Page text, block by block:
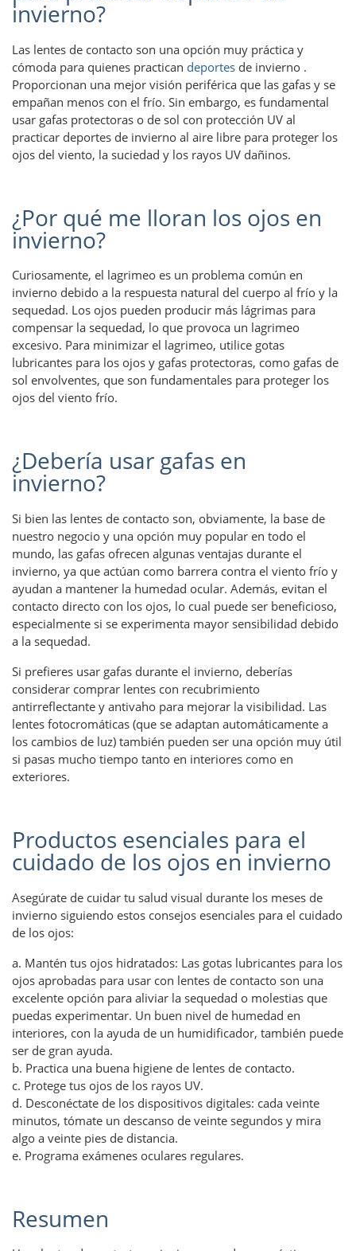
invierno?
Las lentes de contacto son una opción muy práctica y
cómoda para quienes practican deportes de invierno .
Proporcionan una mejor visión periférica que las gafas y se
empañan menos con el frío. Sin embargo, es fundamental
usar gafas protectoras o de sol con protección UV al
practicar deportes de invierno al aire libre para proteger los
ojos del viento, la suciedad y los rayos UV dañinos.
¿Por qué me lloran los ojos en
invierno?
Curiosamente, el lagrimeo es un problema común en
invierno debido a la respuesta natural del cuerpo al frío y la
sequedad. Los ojos pueden producir más lágrimas para
compensar la sequedad, lo que provoca un lagrimeo
excesivo. Para minimizar el lagrimeo, utilice gotas
lubricantes para los ojos y gafas protectoras, como gafas de
sol envolventes, que son fundamentales para proteger los
ojos del viento frío.
¿Debería usar gafas en
invierno?
Si bien las lentes de contacto son, obviamente, la base de
nuestro negocio y una opción muy popular en todo el
mundo, las gafas ofrecen algunas ventajas durante el
invierno, ya que actúan como barrera contra el viento frío y
ayudan a mantener la humedad ocular. Además, evitan el
contacto directo con los ojos, lo cual puede ser beneficioso,
especialmente si se experimenta mayor sensibilidad debido
a la sequedad.
Si prefieres usar gafas durante el invierno, deberías
considerar comprar lentes con recubrimiento
antirreflectante y antivaho para mejorar la visibilidad. Las
lentes fotocromáticas (que se adaptan automáticamente a
los cambios de luz) también pueden ser una opción muy útil
si pasas mucho tiempo tanto en interiores como en
exteriores.
Productos esenciales para el
cuidado de los ojos en invierno
Asegúrate de cuidar tu salud visual durante los meses de
invierno siguiendo estos consejos esenciales para el cuidado
de los ojos:
a. Mantén tus ojos hidratados: Las gotas lubricantes para los
ojos aprobadas para usar con lentes de contacto son una
excelente opción para aliviar la sequedad o molestias que
puedas experimentar. Un buen nivel de humedad en
interiores, con la ayuda de un humidificador, también puede
ser de gran ayuda.
b. Practica una buena higiene de lentes de contacto.
c. Protege tus ojos de los rayos UV.
d. Desconéctate de los dispositivos digitales: cada veinte
minutos, tómate un descanso de veinte segundos y mira
algo a veinte pies de distancia.
e. Programa exámenes oculares regulares.
Resumen